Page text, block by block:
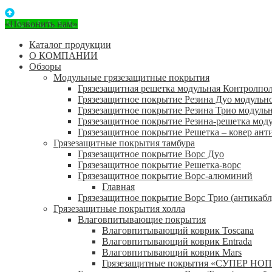
«Позвонить нам»
Каталог продукции
О КОМПАНИИ
Обзоры
Модульные грязезащитные покрытия
Грязезащитная решетка модульная
Грязезащитное покрытие Резина Дуо
Грязезащитное покрытие Резина Трио
Грязезащитное покрытие Резина-решетка
Грязезащитное покрытие Решетка – ковер
Грязезащитные покрытия тамбура
Грязезащитное покрытие Ворс Дуо
Грязезащитное покрытие Решетка-ворс
Грязезащитное покрытие Ворс-алюминий
Главная
Грязезащитное покрытие Ворс Трио
Грязезащитные покрытия холла
Влаговпитывающие покрытия
Влаговпитывающий коврик Toscana
Влаговпитывающий коврик Entrada
Влаговпитывающий коврик Mars
Грязезащитные покрытия «СУПЕР